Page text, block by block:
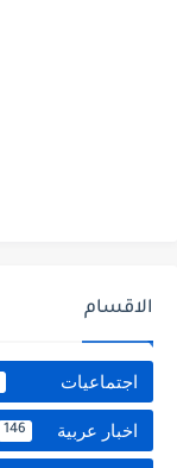
الاقسام
اجتماعيات
اخبار عربية 146